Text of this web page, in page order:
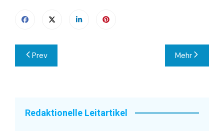
Beitragsnavigation
Prev Mehr
Redaktionelle Leitartikel